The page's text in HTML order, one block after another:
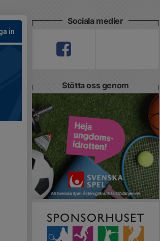
in
Sociala medier
Stötta oss genom